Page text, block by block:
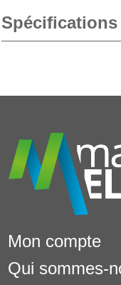
Mon compte
Qui sommes-